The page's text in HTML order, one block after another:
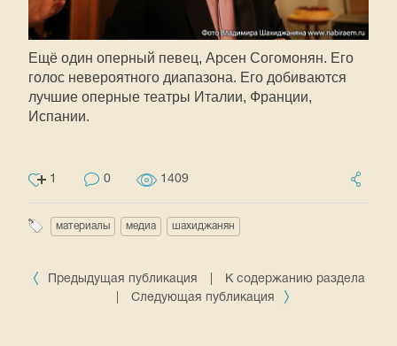
Ещё один оперный певец, Арсен Согомонян. Его
голос невероятного диапазона. Его добиваются
лучшие оперные театры Италии, Франции,
Испании.
1 0 1409
материалы медиа шахиджанян
Предыдущая публикация
К содержанию раздела
Следующая публикация